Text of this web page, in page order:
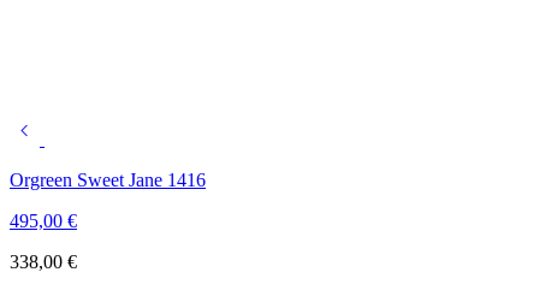
Orgreen Sweet Jane 1416
495,00 €
338,00 €